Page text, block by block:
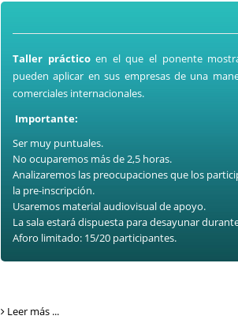
Taller prácticoen el que el ponente
pueden aplicar en sus empresas de una
comerciales internacionales.
Importante:
Ser muy puntuales.
No ocuparemos más de 2,5 horas.
Analizaremos las preocupaciones que los
la pre-inscripción.
Usaremos material audiovisual de apoyo.
La sala estará dispuesta para desayunar
Aforo limitado: 15/20 participantes.
Leer más ...